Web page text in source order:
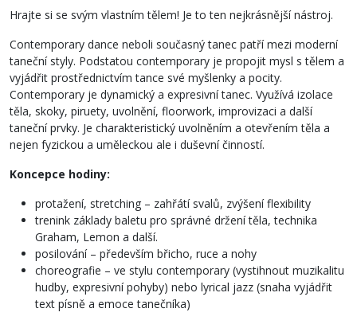
Hrajte si se svým vlastním tělem! Je to ten nejkrásnější nástroj.
Contemporary dance neboli současný tanec patří mezi moderní
taneční styly. Podstatou contemporary je propojit mysl s tělem a
vyjádřit prostřednictvím tance své myšlenky a pocity.
Contemporary je dynamický a expresivní tanec. Využívá izolace
těla, skoky, piruety, uvolnění, floorwork, improvizaci a další
taneční prvky. Je charakteristický uvolněním a otevřením těla a
nejen fyzickou a uměleckou ale i duševní činností.
Koncepce hodiny:
protažení, stretching – zahřátí svalů, zvýšení flexibility
trenink základy baletu pro správné držení těla, technika
Graham, Lemon a další.
posilování – především břicho, ruce a nohy
choreografie – ve stylu contemporary (vystihnout muzikalitu
hudby, expresivní pohyby) nebo lyrical jazz (snaha vyjádřit
text písně a emoce tanečníka)